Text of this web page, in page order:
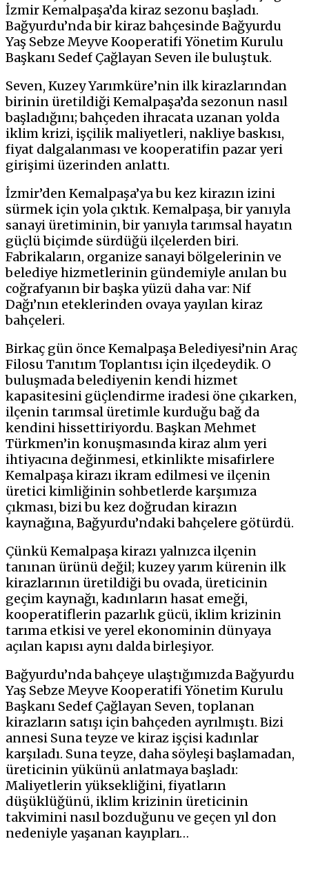
İzmir Kemalpaşa’da kiraz sezonu başladı.
Bağyurdu’nda bir kiraz bahçesinde Bağyurdu
Yaş Sebze Meyve Kooperatifi Yönetim Kurulu
Başkanı Sedef Çağlayan Seven ile buluştuk.
Seven, Kuzey Yarımküre’nin ilk kirazlarından
birinin üretildiği Kemalpaşa’da sezonun nasıl
başladığını; bahçeden ihracata uzanan yolda
iklim krizi, işçilik maliyetleri, nakliye baskısı,
fiyat dalgalanması ve kooperatifin pazar yeri
girişimi üzerinden anlattı.
İzmir’den Kemalpaşa’ya bu kez kirazın izini
sürmek için yola çıktık. Kemalpaşa, bir yanıyla
sanayi üretiminin, bir yanıyla tarımsal hayatın
güçlü biçimde sürdüğü ilçelerden biri.
Fabrikaların, organize sanayi bölgelerinin ve
belediye hizmetlerinin gündemiyle anılan bu
coğrafyanın bir başka yüzü daha var: Nif
Dağı’nın eteklerinden ovaya yayılan kiraz
bahçeleri.
Birkaç gün önce Kemalpaşa Belediyesi’nin Araç
Filosu Tanıtım Toplantısı için ilçedeydik. O
buluşmada belediyenin kendi hizmet
kapasitesini güçlendirme iradesi öne çıkarken,
ilçenin tarımsal üretimle kurduğu bağ da
kendini hissettiriyordu. Başkan Mehmet
Türkmen’in konuşmasında kiraz alım yeri
ihtiyacına değinmesi, etkinlikte misafirlere
Kemalpaşa kirazı ikram edilmesi ve ilçenin
üretici kimliğinin sohbetlerde karşımıza
çıkması, bizi bu kez doğrudan kirazın
kaynağına, Bağyurdu’ndaki bahçelere götürdü.
Çünkü Kemalpaşa kirazı yalnızca ilçenin
tanınan ürünü değil; kuzey yarım kürenin ilk
kirazlarının üretildiği bu ovada, üreticinin
geçim kaynağı, kadınların hasat emeği,
kooperatiflerin pazarlık gücü, iklim krizinin
tarıma etkisi ve yerel ekonominin dünyaya
açılan kapısı aynı dalda birleşiyor.
Bağyurdu’nda bahçeye ulaştığımızda Bağyurdu
Yaş Sebze Meyve Kooperatifi Yönetim Kurulu
Başkanı Sedef Çağlayan Seven, toplanan
kirazların satışı için bahçeden ayrılmıştı. Bizi
annesi Suna teyze ve kiraz işçisi kadınlar
karşıladı. Suna teyze, daha söyleşi başlamadan,
üreticinin yükünü anlatmaya başladı:
Maliyetlerin yüksekliğini, fiyatların
düşüklüğünü, iklim krizinin üreticinin
takvimini nasıl bozduğunu ve geçen yıl don
nedeniyle yaşanan kayıpları…